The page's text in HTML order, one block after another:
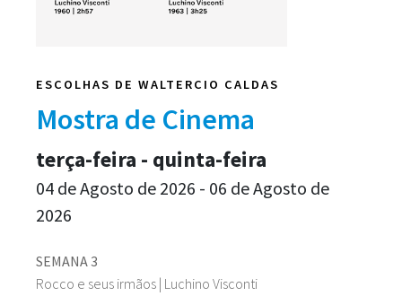
ESCOLHAS DE WALTERCIO CALDAS
Mostra de Cinema
SEMANA 3
Rocco e seus irmãos | Luchino Visconti
terça-feira - quinta-feira
04 de Agosto de 2026 - 06 de Agosto de
2026